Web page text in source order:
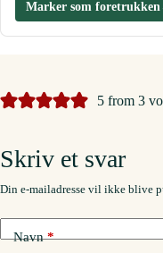
Marker som foretrukken
5 from 3
Skriv et svar
Din e-mailadresse vil ikke blive
Navn*